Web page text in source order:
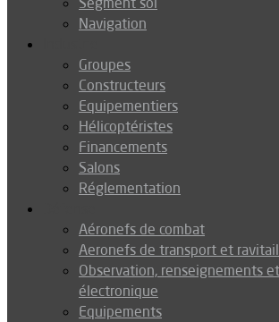
Navigation
Groupes
Constructeurs
Equipementiers
Hélicoptéristes
Financements
Salons
Réglementation
Aéronefs de combat
Aeronefs de transport et
Observation, renseignements
électronique
Equipements